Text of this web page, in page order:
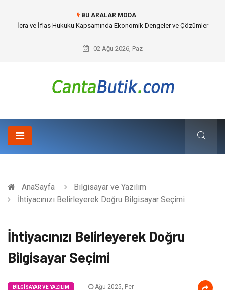
BU ARALAR MODA
Cybersecurity Solutions (Siber Güvenlik Çözümleri) ve Dijital Altyapıda
02 Ağu 2026, Paz
AnaSayfa
Bilgisayar ve Yazılım
İhtiyacınızı Belirleyerek Doğru Bilgisayar Seçimi
İhtiyacınızı Belirleyerek Doğru
Bilgisayar Seçimi
BILGISAYAR VE YAZILIM Ağu 2025, Per